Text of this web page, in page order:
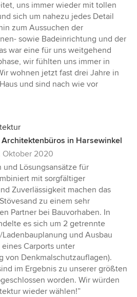
uns immer wieder mit tollen
sich um nahezu jedes Detail
zum Aussuchen der
sowie Badeinrichtung und der
war eine für uns weitgehend
wir fühlten uns immer in
wohnen jetzt fast drei Jahre in
und sind nach wie vor
in Harsewinkel
Oktober 2020
und Lösungsansätze für
mit sorgfältiger
Zuverlässigkeit machen das
zu einem sehr
Partner bei Bauvorhaben. In
es sich um 2 getrennte
Ladenbauplanung und Ausbau
Carports unter
von Denkmalschutzauflagen).
im Ergebnis zu unserer größten
worden. Wir würden
wieder wählen!”